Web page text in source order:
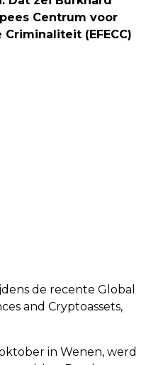
Centrum voor
(EFECC)
de recente Global
and Cryptoassets,
in Wenen, werd